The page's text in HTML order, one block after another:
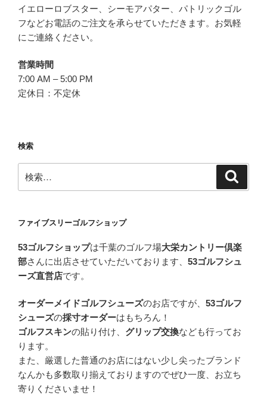
イエローロブスター、シーモアパター、パトリックゴル
フなどお電話のご注文を承らせていただきます。お気軽
にご連絡ください。
営業時間
7:00 AM – 5:00 PM
定休日：不定休
検索
索:
ファイブスリーゴルフショップ
53ゴルフショップは千葉のゴルフ場大栄カントリー倶楽
部さんに出店させていただいております、 53ゴルフシュ
ーズ直営店です。
オーダーメイドゴルフシューズのお店ですが、 53ゴルフ
シューズの採寸オーダーはもちろん！
ゴルフスキンの貼り付け、 グリップ交換なども行ってお
ります。
また、厳選した普通のお店にはない少し尖ったブランド
なんかも多数取り揃えておりますのでぜひ一度、お立ち
寄りくださいませ！